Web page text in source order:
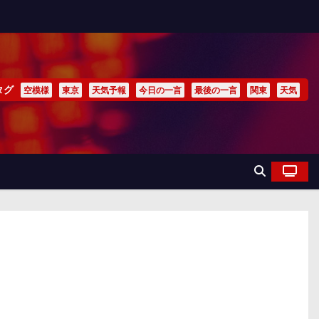
グ 空模様 東京 天気予報 今日の一言 最後の一言 関東 天気